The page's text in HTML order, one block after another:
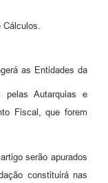
as Entidades da
pelas Autarquias e
Fiscal, que forem
serão apurados
constituirá nas